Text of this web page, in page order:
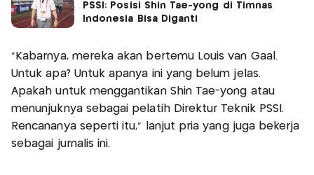
PSSI: Posisi Shin Tae-yong di Timnas
Indonesia Bisa Diganti
“Kabarnya, mereka akan bertemu Louis van Gaal.
Untuk apa? Untuk apanya ini yang belum jelas.
Apakah untuk menggantikan Shin Tae-yong atau
menunjuknya sebagai pelatih Direktur Teknik PSSI.
Rencananya seperti itu,” lanjut pria yang juga bekerja
sebagai jurnalis ini.